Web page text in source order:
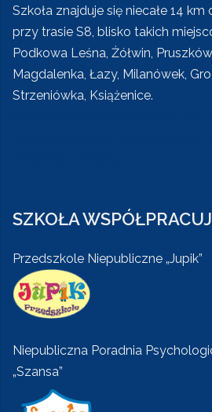
Szkoła znajduje się niecałe 14
przy trasie S8, blisko takich
Podkowa Leśna, Żółwin,
Magdalenka, Łazy, Milanówek,
Strzeniówka, Książenice.
SZKOŁA
Przedszkole Niepubliczne „Jupik”
Niepubliczna Poradnia
„Szansa”